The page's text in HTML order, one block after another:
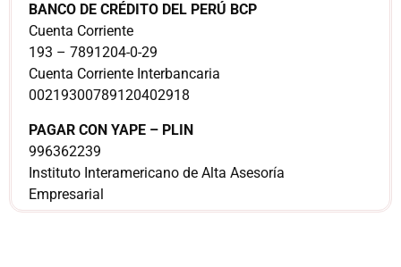
BANCO DE CRÉDITO DEL PERÚ BCP
Cuenta Corriente
193 – 7891204-0-29
Cuenta Corriente Interbancaria
00219300789120402918
PAGAR CON YAPE – PLIN
996362239
Instituto Interamericano de Alta Asesoría
Empresarial